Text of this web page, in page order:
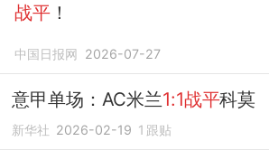
战平 ！
中国日报网 2026-07-27
意甲单场：AC米兰1:1战平科莫
新华社 2026-02-19 1 跟贴